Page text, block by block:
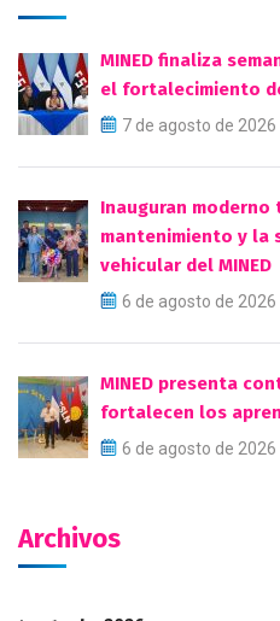
MINED finaliza
el fortalecimiento
7 de agosto de 2026
Inauguran
mantenimiento y la
vehicular del MINED
6 de agosto de 2026
MINED presenta
fortalecen los
6 de agosto de 2026
Archivos